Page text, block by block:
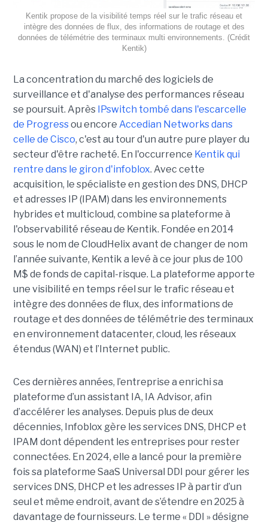
Kentik propose de la visibilité temps réel sur le trafic réseau et
intègre des données de flux, des informations de routage et des
données de télémétrie des terminaux multi environnements. (Crédit
Kentik)
La concentration du marché des logiciels de
surveillance et d'analyse des performances réseau
se poursuit. Après IPswitch tombé dans l'escarcelle
de Progressou encore Accedian Networks dans
celle de Cisco, c'est au tour d'un autre pure player du
secteur d'être racheté. En l'occurrence Kentik qui
rentre dans le giron d'infoblox. Avec cette
acquisition, le spécialiste en gestion des DNS, DHCP
et adresses IP (IPAM) dans les environnements
hybrides et multicloud, combine sa plateforme à
l'observabilité réseau de Kentik. Fondée en 2014
sous le nom de CloudHelix avant de changer de nom
l’année suivante, Kentik a levé à ce jour plus de 100
M$ de fonds de capital-risque. La plateforme apporte
une visibilité en temps réel sur le trafic réseau et
intègre des données de flux, des informations de
routage et des données de télémétrie des terminaux
en environnement datacenter, cloud, les réseaux
étendus (WAN) et l’Internet public.
Ces dernières années, l’entreprise a enrichi sa
plateforme d’un assistant IA, IA Advisor, afin
d’accélérer les analyses. Depuis plus de deux
décennies, Infoblox gère les services DNS, DHCP et
IPAM dont dépendent les entreprises pour rester
connectées. En 2024, elle a lancé pour la première
fois sa plateforme SaaS Universal DDI pour gérer les
services DNS, DHCP et les adresses IP à partir d’un
seul et même endroit, avant de s’étendre en 2025 à
davantage de fournisseurs. Le terme « DDI » désigne